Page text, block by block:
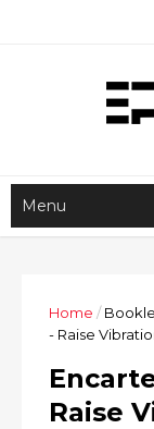
Home /
- Raise
Raise